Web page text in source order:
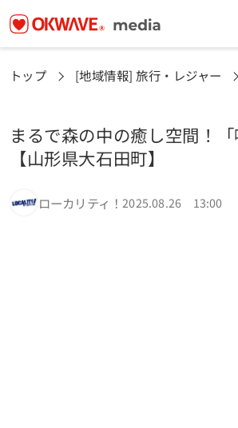
トップ [地域情報] 旅行・レジャー
まるで森の中の癒し空間！「
【山形県大石田町】
ローカリティ！2025.08.26 13:00